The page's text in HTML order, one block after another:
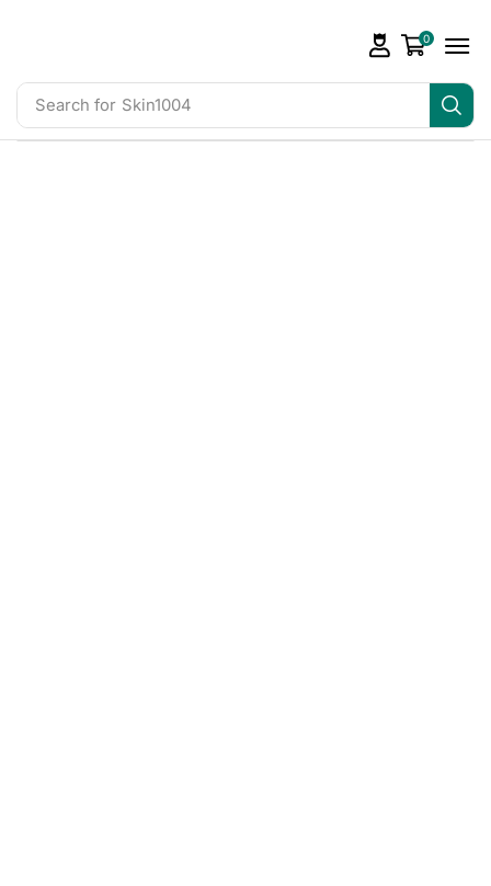
Search for Skin1004
0